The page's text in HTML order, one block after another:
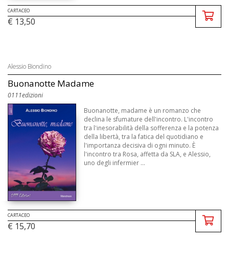
CARTACEO
€ 13,50
Alessio Biondino
Buonanotte Madame
0111edizioni
Buonanotte, madame è un romanzo che
declina le sfumature dell'incontro. L'incontro
tra l'inesorabilità della sofferenza e la potenza
della libertà, tra la fatica del quotidiano e
l'importanza decisiva di ogni minuto. È
l'incontro tra Rosa, affetta da SLA, e Alessio,
uno degli infermier ...
CARTACEO
€ 15,70